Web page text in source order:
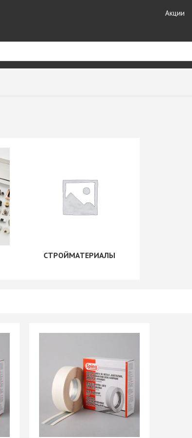
Акции
Кухонные
Плинтуса для столешниц
Смесители GranFest
Стекло каленое
+ еще 1 категории
Кромочные материалы
Крепеж для
Крепеж мебельный
прочий
Кронштейны
Магниты мебельные
+ еще 10 категорий
шариковые 17мм/ххх
Направляющие
шариковые 35мм/ххх
Направляющие
шариковые 45мм/ххх
Направляющие
СТРОЙМАТЕРИАЛЫ